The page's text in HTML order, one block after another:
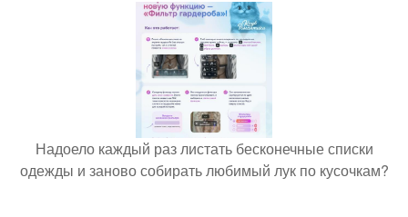
Надоело каждый раз листать бесконечные списки
одежды и заново собирать любимый лук по кусочкам?